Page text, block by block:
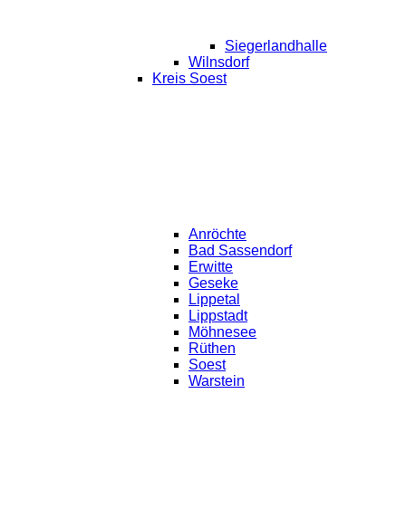
Siegerlandhalle
Wilnsdorf
Kreis Soest
Anröchte
Bad Sassendorf
Erwitte
Geseke
Lippetal
Lippstadt
Möhnesee
Rüthen
Soest
Warstein